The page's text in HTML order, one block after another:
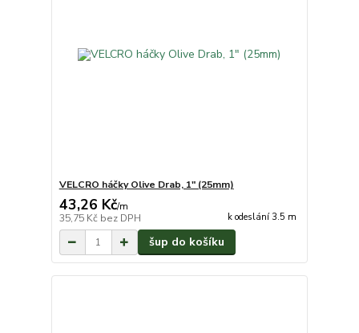
VELCRO háčky Olive Drab, 1" (25mm)
43,26 Kč/m
35,75 Kč bez DPH k odeslání 3.5 m
šup do košíku